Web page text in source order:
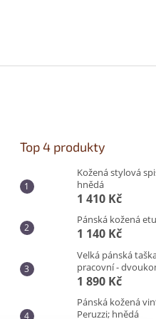
Top 4 produkty
Kožená stylová
hnědá
1 410 Kč
Pánská kožená
1 140 Kč
Velká pánská
pracovní -
1 890 Kč
Pánská kožená
Peruzzi; hnědá